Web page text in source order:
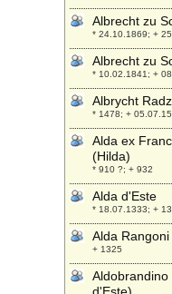
Albrecht zu
* 24.10.1869; +
Albrecht zu
* 10.02.1841; +
Albrycht
* 1478; +
Alda ex
(Hilda)
* 910 ?; + 932
Alda d'Este
* 18.07.1333; +
Alda Rangoni
+ 1325
Aldobrandino